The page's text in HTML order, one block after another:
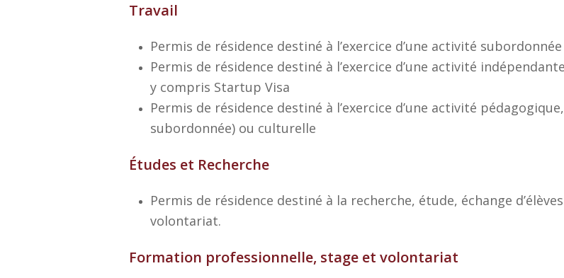
Travail
Permis de résidence destiné à l’exercice d’une activité subordonnée
Permis de résidence destiné à l’exercice d’une activité
y compris Startup Visa
Permis de résidence destiné à l’exercice d’une activité
subordonnée) ou culturelle
Études et Recherche
Permis de résidence destiné à la recherche, étude, échange
volontariat.
Formation professionnelle, stage et volontariat